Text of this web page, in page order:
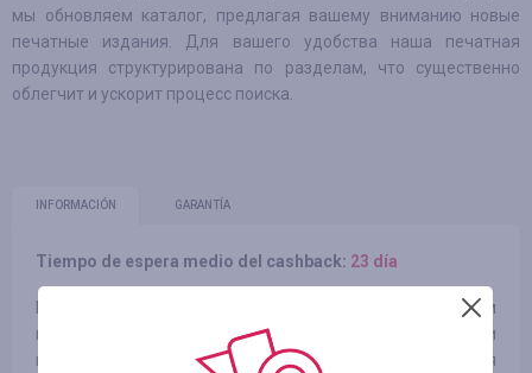
мы обновляем каталог, предлагая вашему вниманию новые
печатные издания. Для вашего удобства наша печатная
продукция структурирована по разделам, что существенно
облегчит и ускорит процесс поиска.
INFORMACIÓN GARANTÍA
Tiempo de espera medio del cashback: 23 día
Мы издаем только те книги, которые сами мечтаем
прочитать. Наши книжки всегда вкусно пахнут, обложки
приятны на ощупь, а закладка-ляссе делает из чтения